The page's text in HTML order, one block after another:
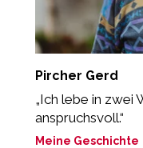
Pircher Gerd
„Ich lebe in zwei
anspruchsvoll.“
Meine Geschichte